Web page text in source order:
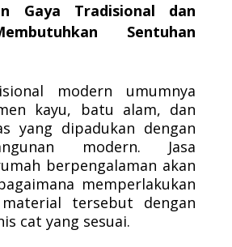
Gaya Tradisional dan
Sentuhan
modern umumnya
kayu, batu alam, dan
yang dipadukan dengan
modern. Jasa
berpengalaman akan
memperlakukan
tersebut dengan
cat yang sesuai.